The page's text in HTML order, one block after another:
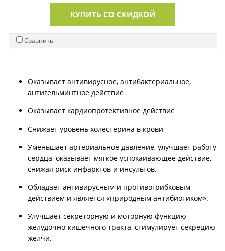
КУПИТЬ СО СКИДКОЙ
Сравнить
Оказывает антивирусное, антибактериальное,
антигельминтное действие
Оказывает кардиопротективное действие
Снижает уровень холестерина в крови
Уменьшает артериальное давление, улучшает работу
сердца, оказывает мягкое успокаивающее действие,
снижая риск инфарктов и инсультов.
Обладает антивирусным и противогрибковым
действием и является «природным антибиотиком».
Улучшает секреторную и моторную функцию
желудочно-кишечного тракта, стимулирует секрецию
желчи.